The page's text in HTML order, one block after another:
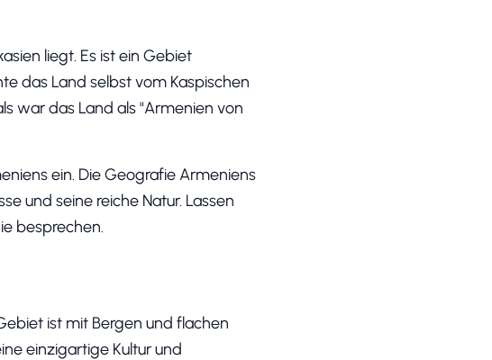
liegt. Es ist ein Gebiet
das Land selbst vom Kaspischen
war das Land als "Armenien von
ein. Die Geografie Armeniens
und seine reiche Natur. Lassen
besprechen.
ist mit Bergen und flachen
einzigartige Kultur und